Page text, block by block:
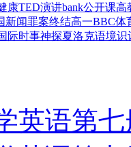
康TED演讲bank公开课高
新闻罪案终结高一BBC体
际时事神探夏洛克语境识
英语第